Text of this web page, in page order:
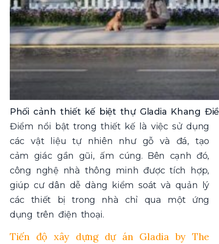
Phối cảnh thiết kế biệt thự Gladia Khang
Điểm nổi bật trong thiết kế là việc sử dụng
các vật liệu tự nhiên như gỗ và đá, tạo
cảm giác gần gũi, ấm cúng. Bên cạnh đó,
công nghệ nhà thông minh được tích hợp,
giúp cư dân dễ dàng kiểm soát và quản lý
các thiết bị trong nhà chỉ qua một ứng
dụng trên điện thoại.
Tiến độ xây dựng dự án Gladia by The